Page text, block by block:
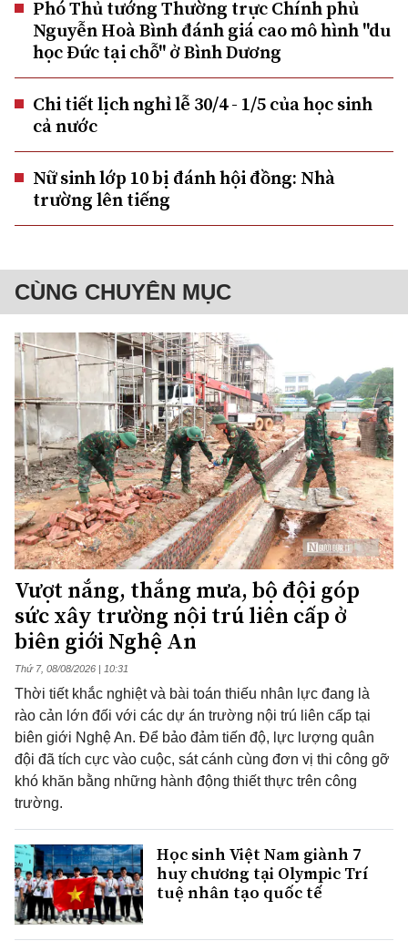
Phó Thủ tướng Thường trực Chính phủ
Nguyễn Hoà Bình đánh giá cao mô hình "du
học Đức tại chỗ" ở Bình Dương
Chi tiết lịch nghỉ lễ 30/4 - 1/5 của học sinh
cả nước
Nữ sinh lớp 10 bị đánh hội đồng: Nhà
trường lên tiếng
CÙNG CHUYÊN MỤC
Vượt nắng, thắng mưa, bộ đội góp
sức xây trường nội trú liên cấp ở
biên giới Nghệ An
Thứ 7, 08/08/2026 | 10:31
Thời tiết khắc nghiệt và bài toán thiếu nhân lực đang là
rào cản lớn đối với các dự án trường nội trú liên cấp tại
biên giới Nghệ An. Để bảo đảm tiến độ, lực lượng quân
đội đã tích cực vào cuộc, sát cánh cùng đơn vị thi công gỡ
khó khăn bằng những hành động thiết thực trên công
trường.
Học sinh Việt Nam giành 7
huy chương tại Olympic Trí
tuệ nhân tạo quốc tế